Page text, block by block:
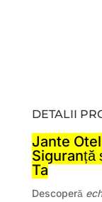
DETALII
Jante Otel
Siguranță
Ta
Descoperă